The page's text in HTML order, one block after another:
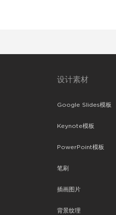
设计素材
Google Slides模板
Keynote模板
PowerPoint模板
笔刷
插画图片
背景纹理